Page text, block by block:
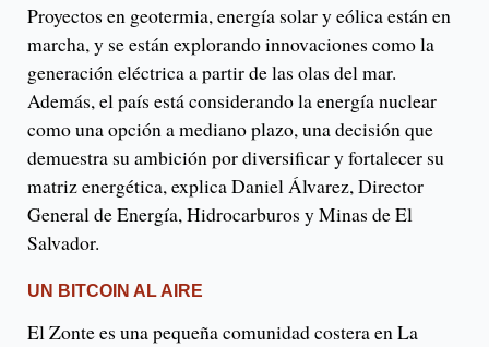
Proyectos en geotermia, energía solar y eólica están en
marcha, y se están explorando innovaciones como la
generación eléctrica a partir de las olas del mar.
Además, el país está considerando la energía nuclear
como una opción a mediano plazo, una decisión que
demuestra su ambición por diversificar y fortalecer su
matriz energética, explica Daniel Álvarez, Director
General de Energía, Hidrocarburos y Minas de El
Salvador.
UN BITCOIN AL AIRE
El Zonte es una pequeña comunidad costera en La